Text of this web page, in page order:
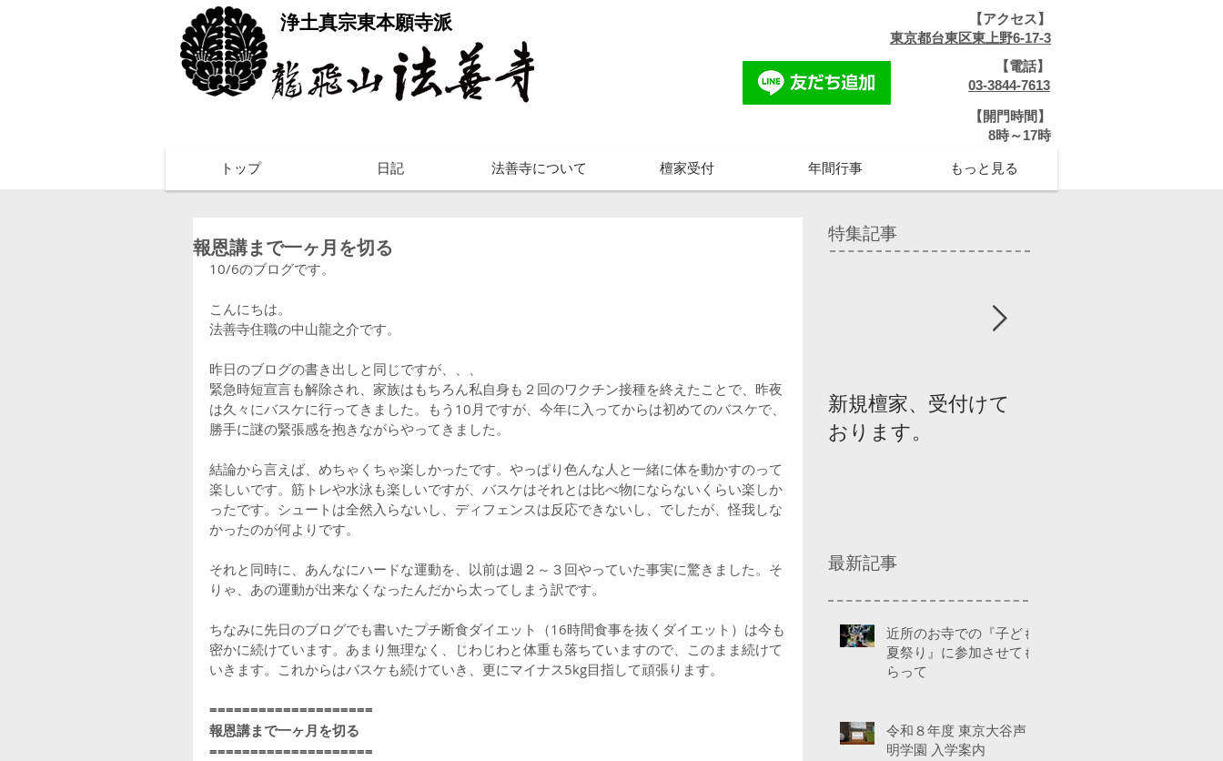
​浄土真宗東本願寺派
【アクセス】
東京都台東区東上野6-17-3
【電話】
03-3844-7613
【開門時間】
​8時～17時
トップ 日記 法善寺について 檀家受付 年間行事 もっと見る
報恩講まで一ヶ月を切る
10/6のブログです。
こんにちは。
法善寺住職の中山龍之介です。
昨日のブログの書き出しと同じですが、、、
緊急時短宣言も解除され、家族はもちろん私自身も２回のワクチン接種を終えたことで、昨夜
は久々にバスケに行ってきました。もう10月ですが、今年に入ってからは初めてのバスケで、
勝手に謎の緊張感を抱きながらやってきました。
結論から言えば、めちゃくちゃ楽しかったです。やっぱり色んな人と一緒に体を動かすのって
楽しいです。筋トレや水泳も楽しいですが、バスケはそれとは比べ物にならないくらい楽しか
ったです。シュートは全然入らないし、ディフェンスは反応できないし、でしたが、怪我しな
かったのが何よりです。
それと同時に、あんなにハードな運動を、以前は週２～３回やっていた事実に驚きました。そ
りゃ、あの運動が出来なくなったんだから太ってしまう訳です。
ちなみに先日のブログでも書いたプチ断食ダイエット（16時間食事を抜くダイエット）は今も
密かに続けています。あまり無理なく、じわじわと体重も落ちていますので、このまま続けて
いきます。これからはバスケも続けていき、更にマイナス5kg目指して頑張ります。
====================
報恩講まで一ヶ月を切る
====================
特集記事
新規檀家、受付けて
おります。
最新記事
近所のお寺での『子ども
夏祭り』に参加させても
らって
令和８年度 東京大谷声
明学園 入学案内